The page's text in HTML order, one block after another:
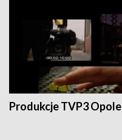
Produkcje TVP3 Opole